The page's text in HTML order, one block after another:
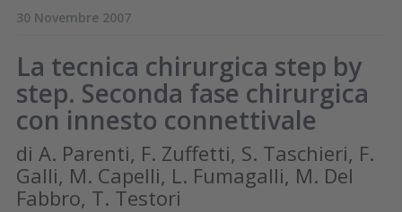
30 Novembre 2007
La tecnica chirurgica step by
step. Seconda fase chirurgica
con innesto connettivale
di A. Parenti, F. Zuffetti, S. Taschieri, F.
Galli, M. Capelli, L. Fumagalli, M. Del
Fabbro, T. Testori